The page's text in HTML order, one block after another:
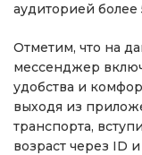
аудиторией более
Отметим, что на
мессенджер
удобства и
выходя из
транспорта,
возраст через ID